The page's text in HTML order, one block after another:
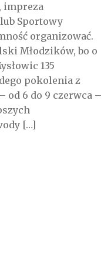
impreza
Sportowy
organizować.
Młodzików, bo o
135
pokolenia z
od 6 do 9 czerwca –
[…]